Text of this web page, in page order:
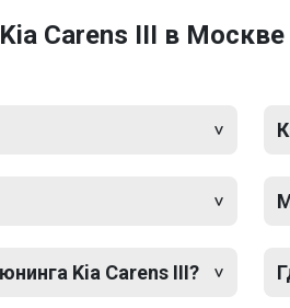
Carens III в Москве
Kia Carens III?